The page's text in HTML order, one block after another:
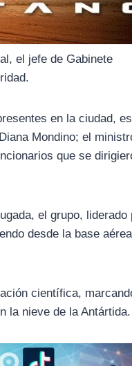
el jefe de Gabinete
en la ciudad,
Mondino; el
que se
el grupo, liderado
desde la base
científica,
la nieve de la Antártida.